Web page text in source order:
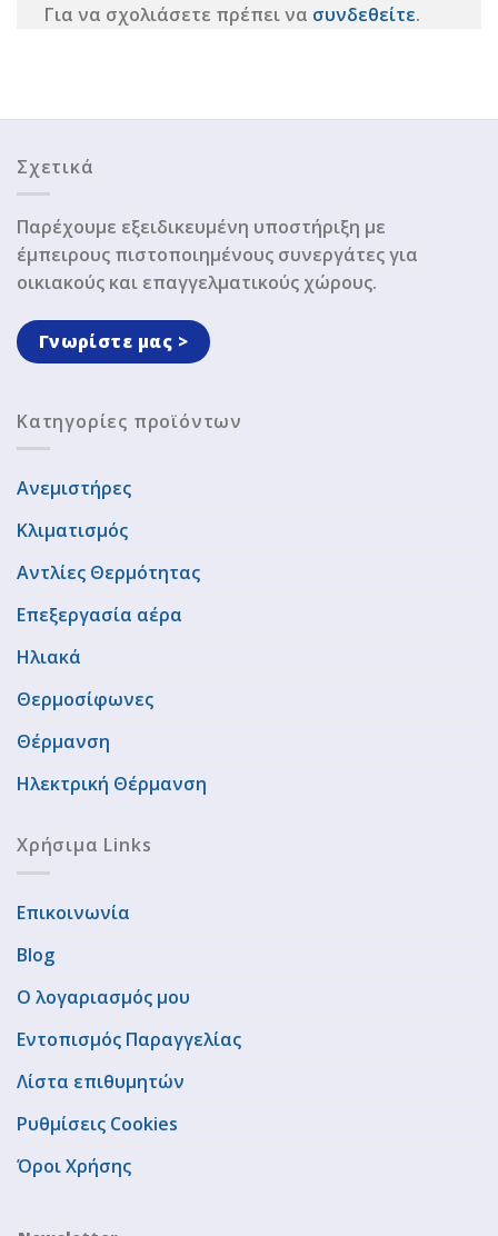
Για να σχολιάσετε πρέπει να συνδεθείτε.
Σχετικά
Παρέχουμε εξειδικευμένη υποστήριξη με
έμπειρους πιστοποιημένους συνεργάτες για
οικιακούς και επαγγελματικούς χώρους.
Γνωρίστε μας >
Κατηγορίες προϊόντων
Ανεμιστήρες
Κλιματισμός
Αντλίες Θερμότητας
Επεξεργασία αέρα
Ηλιακά
Θερμοσίφωνες
Θέρμανση
Ηλεκτρική Θέρμανση
Χρήσιμα Links
Επικοινωνία
Blog
Ο λογαριασμός μου
Εντοπισμός Παραγγελίας
Λίστα επιθυμητών
Ρυθμίσεις Cookies
Όροι Χρήσης